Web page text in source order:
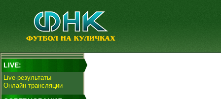
LIVE:
Live-результаты
Онлайн трансляции